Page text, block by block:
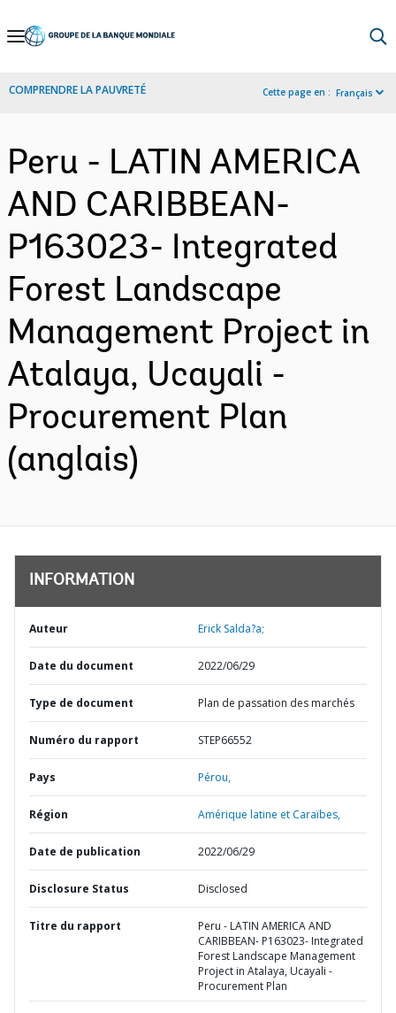
Skip
Navigation
COMPRENDRE LA PAUVRETÉ Cette page en : Français
Peru - LATIN AMERICA
AND CARIBBEAN-
P163023- Integrated
Forest Landscape
Management Project in
Atalaya, Ucayali -
Procurement Plan
(anglais)
INFORMATION
Auteur Erick Salda?a;
Date du document 2022/06/29
Type de document Plan de passation des marchés
Numéro du rapport STEP66552
Pays Pérou,
Région Amérique latine et Caraïbes,
Date de publication 2022/06/29
Disclosure Status Disclosed
Titre du rapport
Peru - LATIN AMERICA AND
CARIBBEAN- P163023- Integrated
Forest Landscape Management
Project in Atalaya, Ucayali -
Procurement Plan